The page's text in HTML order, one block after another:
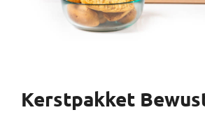
Kerstpakket